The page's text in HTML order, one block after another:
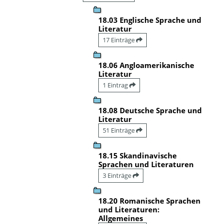
18.03 Englische Sprache und
Literatur
17 Einträge
18.06 Angloamerikanische
Literatur
1 Eintrag
18.08 Deutsche Sprache und
Literatur
51 Einträge
18.15 Skandinavische
Sprachen und Literaturen
3 Einträge
18.20 Romanische Sprachen
und Literaturen:
Allgemeines